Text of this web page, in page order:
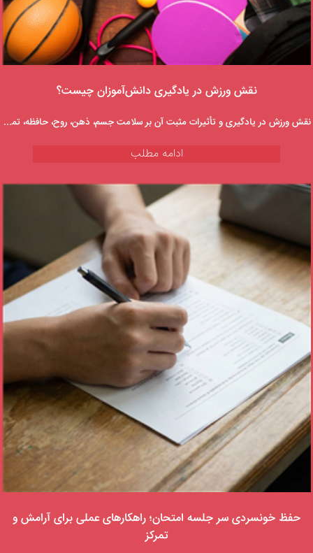
نقش ورزش در یادگیری دانش‌آموزان چیست؟
نقش ورزش در یادگیری و تأثیرات مثبت آن بر سلامت جسم، ذهن، روح، حافظه، تمرکز و...
ادامه مطلب
حفظ خونسردی سر جلسه امتحان؛ راهکارهای عملی برای آرامش و
تمرکز